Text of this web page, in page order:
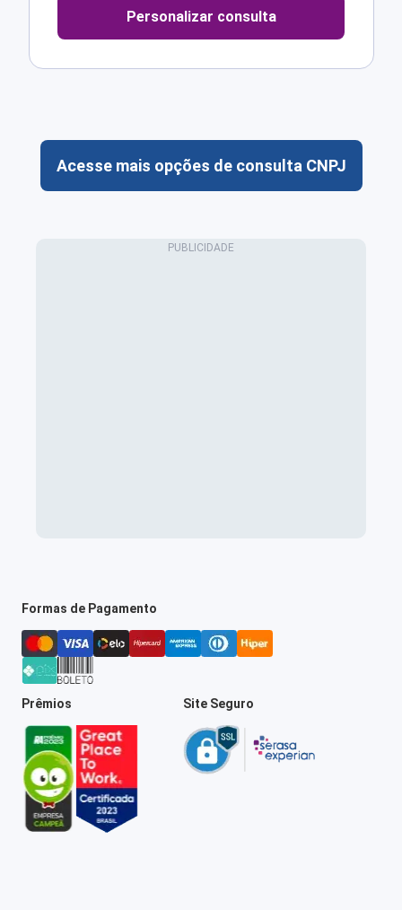
Personalizar consulta
Acesse mais opções de consulta CNPJ
Formas de Pagamento
Prêmios Site Seguro